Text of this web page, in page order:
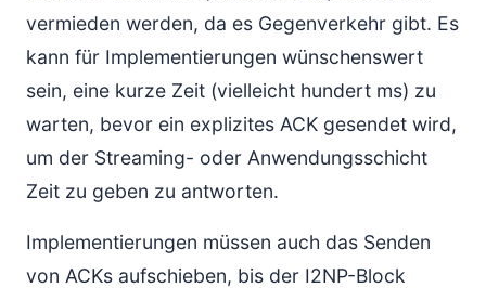
vermieden werden, da es Gegenverkehr gibt. Es
kann für Implementierungen wünschenswert
sein, eine kurze Zeit (vielleicht hundert ms) zu
warten, bevor ein explizites ACK gesendet wird,
um der Streaming- oder Anwendungsschicht
Zeit zu geben zu antworten.
Implementierungen müssen auch das Senden
von ACKs aufschieben, bis der I2NP-Block